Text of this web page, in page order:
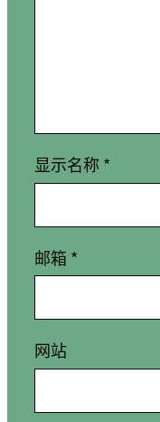
显示名称 *
邮箱 *
网站